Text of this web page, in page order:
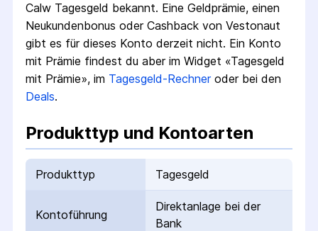
Calw Tagesgeld bekannt. Eine Geldprämie, einen
Neukundenbonus oder Cashback von Vestonaut
gibt es für dieses Konto derzeit nicht. Ein Konto
mit Prämie findest du aber im Widget «Tagesgeld
mit Prämie», im Tagesgeld-Rechneroder bei den
Deals.
Produkttyp und Kontoarten
Produkttyp Tagesgeld
Kontoführung
Direktanlage bei der
Bank